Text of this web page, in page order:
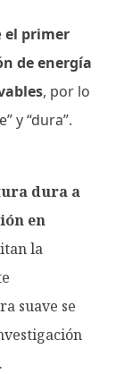
el primer
de energía
, por lo
y “dura”.
dura a
en
la
suave se